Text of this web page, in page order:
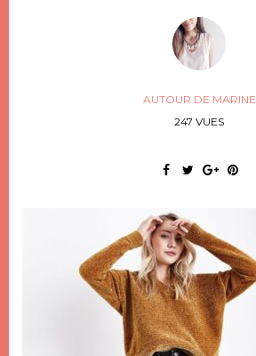
AUTOUR DE MARINE
247 VUES